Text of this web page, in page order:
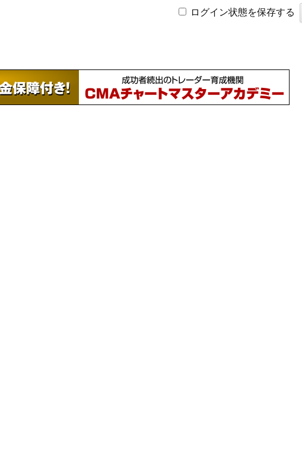
ログイン状態を保存する